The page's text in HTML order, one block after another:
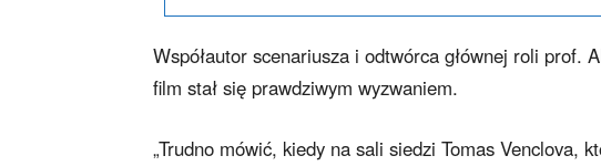
Współautor scenariusza i odtwórca głównej roli prof.
film stał się prawdziwym wyzwaniem.
„Trudno mówić, kiedy na sali siedzi Tomas Venclova,